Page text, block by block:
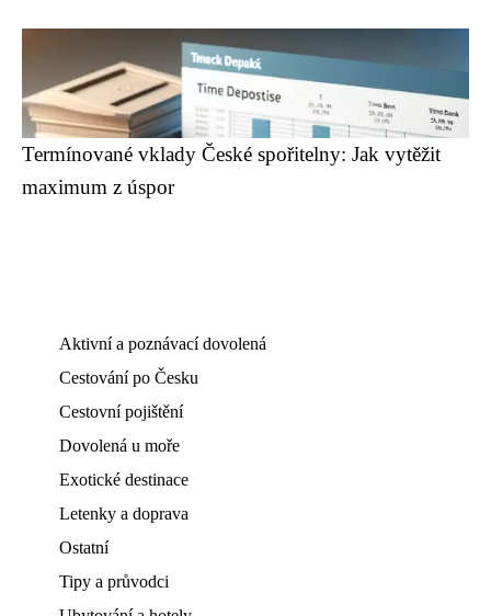
Termínované vklady České spořitelny: Jak vytěžit
maximum z úspor
Aktivní a poznávací dovolená
Cestování po Česku
Cestovní pojištění
Dovolená u moře
Exotické destinace
Letenky a doprava
Ostatní
Tipy a průvodci